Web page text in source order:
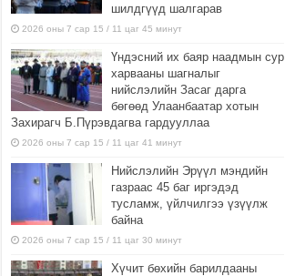
шилдгүүд шалгарав
2026 оны 7 сар 15 / 11 цаг 45 минут
Үндэсний их баяр наадмын сур
харвааны шагналыг
нийслэлийн Засаг дарга
бөгөөд Улаанбаатар хотын
Захирагч Б.Пүрэвдагва гардууллаа
2026 оны 7 сар 15 / 11 цаг 41 минут
Нийслэлийн Эрүүл мэндийн
газраас 45 баг иргэдэд
тусламж, үйлчилгээ үзүүлж
байна
2026 оны 7 сар 15 / 11 цаг 30 минут
Хүчит бөхийн барилдааны